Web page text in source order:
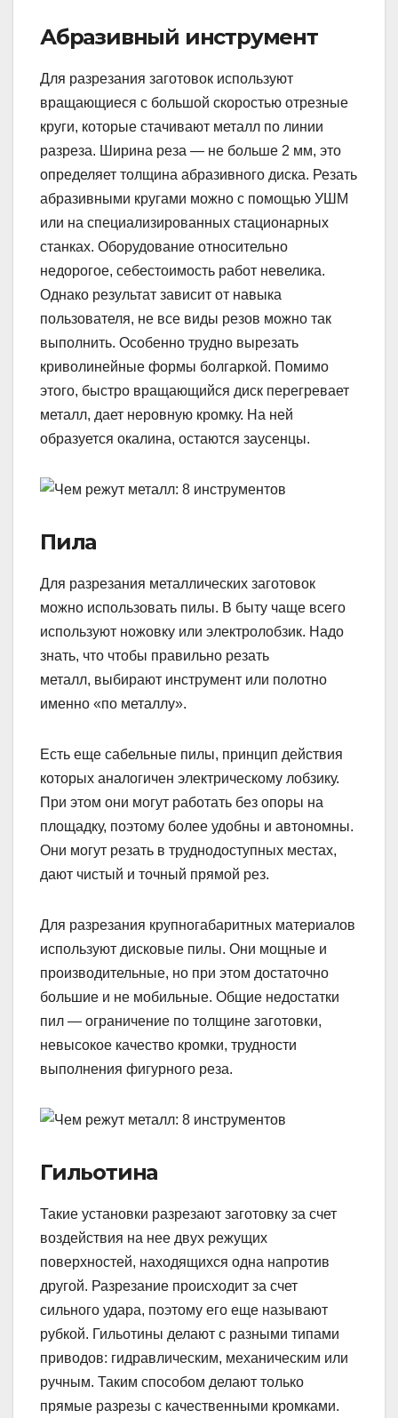
Абразивный инструмент
Для разрезания заготовок используют
вращающиеся с большой скоростью отрезные
круги, которые стачивают металл по линии
разреза. Ширина реза — не больше 2 мм, это
определяет толщина абразивного диска. Резать
абразивными кругами можно с помощью УШМ
или на специализированных стационарных
станках. Оборудование относительно
недорогое, себестоимость работ невелика.
Однако результат зависит от навыка
пользователя, не все виды резов можно так
выполнить. Особенно трудно вырезать
криволинейные формы болгаркой. Помимо
этого, быстро вращающийся диск перегревает
металл, дает неровную кромку. На ней
образуется окалина, остаются заусенцы.
Пила
Для разрезания металлических заготовок
можно использовать пилы. В быту чаще всего
используют ножовку или электролобзик. Надо
знать, что чтобы правильно резать
металл, выбирают инструмент или полотно
именно «по металлу».
Есть еще сабельные пилы, принцип действия
которых аналогичен электрическому лобзику.
При этом они могут работать без опоры на
площадку, поэтому более удобны и автономны.
Они могут резать в труднодоступных местах,
дают чистый и точный прямой рез.
Для разрезания крупногабаритных материалов
используют дисковые пилы. Они мощные и
производительные, но при этом достаточно
большие и не мобильные. Общие недостатки
пил — ограничение по толщине заготовки,
невысокое качество кромки, трудности
выполнения фигурного реза.
Гильотина
Такие установки разрезают заготовку за счет
воздействия на нее двух режущих
поверхностей, находящихся одна напротив
другой. Разрезание происходит за счет
сильного удара, поэтому его еще называют
рубкой. Гильотины делают с разными типами
приводов: гидравлическим, механическим или
ручным. Таким способом делают только
прямые разрезы с качественными кромками.